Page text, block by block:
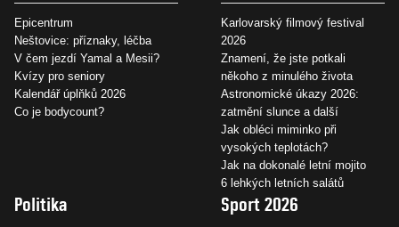
Epicentrum
Neštovice: příznaky, léčba
V čem jezdí Yamal a Mesii?
Kvízy pro seniory
Kalendář úplňků 2026
Co je bodycount?
Karlovarský filmový festival
2026
Znamení, že jste potkali
někoho z minulého života
Astronomické úkazy 2026:
zatmění slunce a další
Jak obléci miminko při
vysokých teplotách?
Jak na dokonalé letní mojito
6 lehkých letních salátů
Politika Sport 2026